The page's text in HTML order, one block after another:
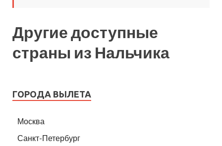
Другие доступные
страны из Нальчика
ГОРОДА ВЫЛЕТА
Москва
Санкт-Петербург